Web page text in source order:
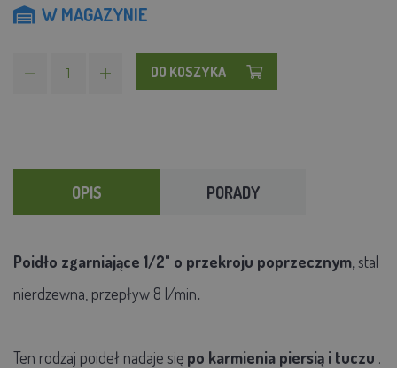
W MAGAZYNIE
DO KOSZYKA
OPIS PORADY
Poidło zgarniające 1/2" o przekroju poprzecznym,stal
nierdzewna, przepływ 8 l/min.
Ten rodzaj poideł nadaje się po karmienia piersią i tuczu .